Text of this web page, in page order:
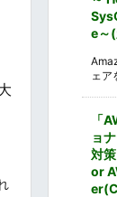
e～
ェア
「
ョ
対
or